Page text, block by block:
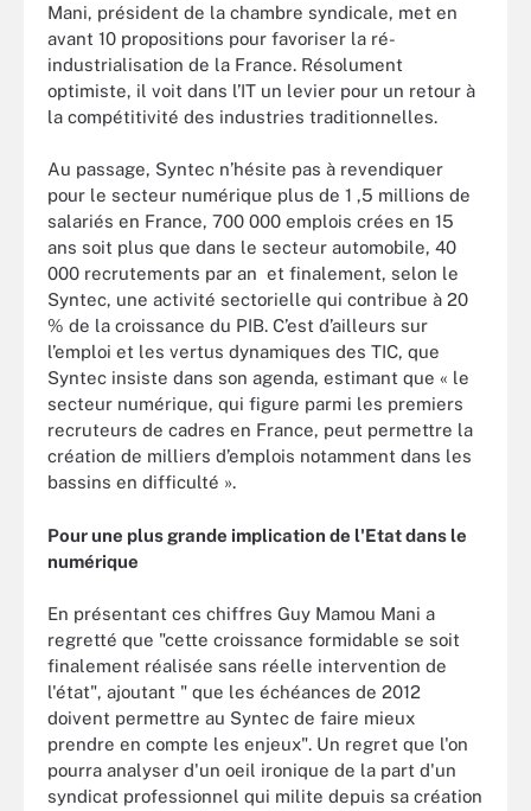
Mani, président de la chambre syndicale, met en
avant 10 propositions pour favoriser la ré-
industrialisation de la France. Résolument
optimiste, il voit dans l’IT un levier pour un retour à
la compétitivité des industries traditionnelles.
Au passage, Syntec n’hésite pas à revendiquer
pour le secteur numérique plus de 1 ,5 millions de
salariés en France, 700 000 emplois crées en 15
ans soit plus que dans le secteur automobile, 40
000 recrutements par an et finalement, selon le
Syntec, une activité sectorielle qui contribue à 20
% de la croissance du PIB. C’est d’ailleurs sur
l’emploi et les vertus dynamiques des TIC, que
Syntec insiste dans son agenda, estimant que « le
secteur numérique, qui figure parmi les premiers
recruteurs de cadres en France, peut permettre la
création de milliers d’emplois notamment dans les
bassins en difficulté ».
Pour une plus grande implication de l'Etat dans le
numérique
En présentant ces chiffres Guy Mamou Mani a
regretté que "cette croissance formidable se soit
finalement réalisée sans réelle intervention de
l'état", ajoutant " que les échéances de 2012
doivent permettre au Syntec de faire mieux
prendre en compte les enjeux". Un regret que l'on
pourra analyser d'un oeil ironique de la part d'un
syndicat professionnel qui milite depuis sa création